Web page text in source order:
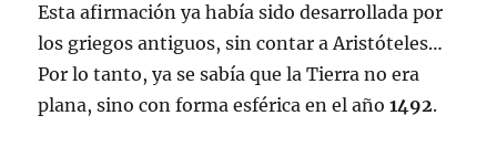
Esta afirmación ya había sido desarrollada por
los griegos antiguos, sin contar a Aristóteles…
Por lo tanto, ya se sabía que la Tierra no era
plana, sino con forma esférica en el año1492.